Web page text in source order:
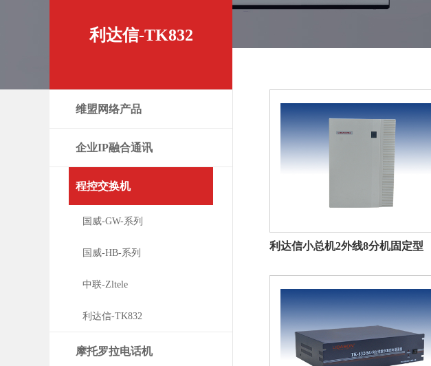
利达信-TK832
维盟网络产品
企业IP融合通讯
程控交换机
国威-GW-系列
国威-HB-系列
中联-Zltele
利达信-TK832
摩托罗拉电话机
利达信小总机2外线8分机固定型